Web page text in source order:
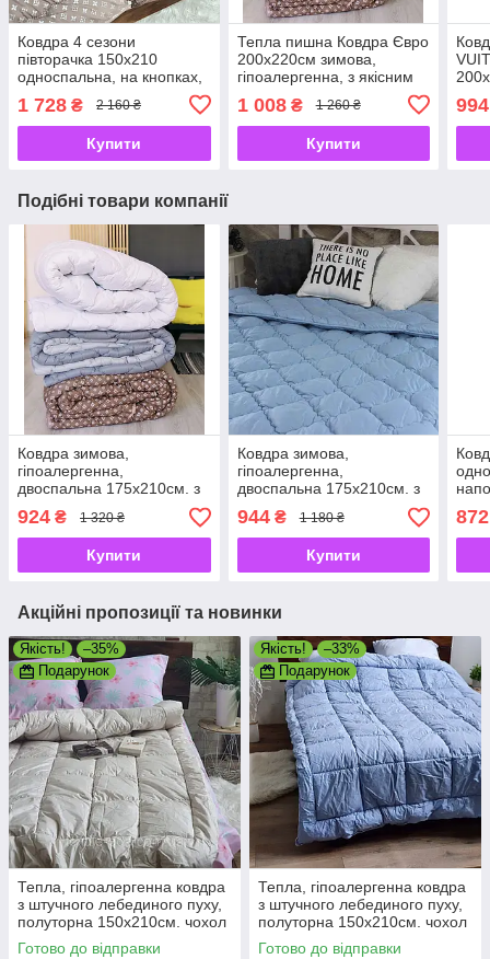
Ковдра 4 сезони
півторачка 150х210
односпальна, на кнопках,
з наповнювачем якісного
холлофайбера ТМ ARDA
1 728 ₴ 2 160 ₴
Купити
Тепла пишна Ковдра Євро
200х220см зимова,
гіпоалергенна, з якісним
холлофайбер
1 008₴ 1 260 ₴
Купити
Подібні товари компанії
Ковдра зимова,
гіпоалергенна,
двоспальна 175х210см. з
якісним наповнювачем
холофайбер, виробник
Україна
924 ₴ 1 320 ₴
Купити
Ковдра зимова,
гіпоалергенна,
двоспальна 175х210см. з
якісним наповнювачем
холофайбер, виробник
Україна
944₴ 1 180 ₴
Купити
872
Акційні пропозиції та новинки
Якість!
–35%
Подарунок
Тепла, гіпоалергенна ковдра
з штучного лебединого пуху,
полуторна 150х210см. чохол
100% бавовна ТМ АРДА
Готово до відправки
Якість!
–33%
Подарунок
Тепла, гіпоалергенна ковдра
з штучного лебединого пуху,
полуторна 150х210см. чохол
100% бавовна ТМ АРДА
Готово до відправки